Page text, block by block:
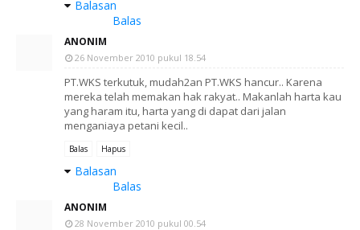
Balasan
Balas
ANONIM
26 November 2010 pukul 18.54
PT.WKS terkutuk, mudah2an PT.WKS hancur.. Karena
mereka telah memakan hak rakyat.. Makanlah harta kau
yang haram itu, harta yang di dapat dari jalan
menganiaya petani kecil..
Balas Hapus
Balasan
Balas
ANONIM
28 November 2010 pukul 00.54